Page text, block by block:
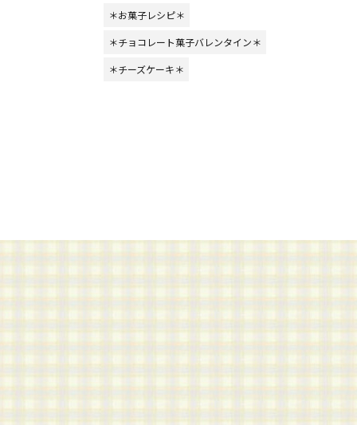
＊お菓子レシピ＊
＊チョコレート菓子バレンタイン＊
＊チーズケーキ＊